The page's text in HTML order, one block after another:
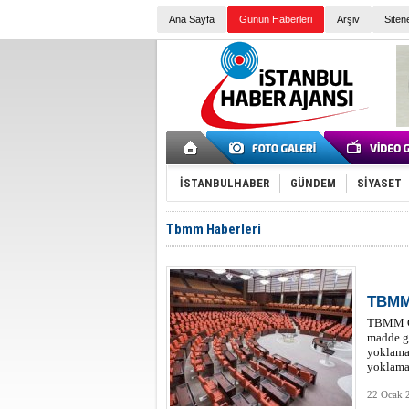
Ana Sayfa Günün Haberleri Arşiv
İSTANBULHABER GÜNDEM SİYASET
Tbmm Haberleri
TBMM
madde
22 Ocak